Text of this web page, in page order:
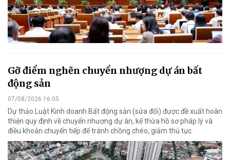
Gỡ điểm nghẽn chuyển nhượng dự án bất
động sản
07/08/2026 16:05
Dự thảo Luật Kinh doanh Bất động sản (sửa đổi) được đề xuất hoàn
thiện quy định về chuyển nhượng dự án, kế thừa hồ sơ pháp lý và
điều khoản chuyển tiếp để tránh chồng chéo, giảm thủ tục.